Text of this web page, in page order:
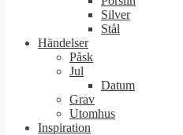
Silver
Stål
Händelser
Påsk
Jul
Datum
Grav
Utomhus
Inspiration